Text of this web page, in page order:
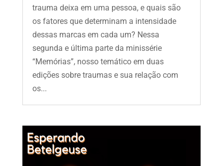
trauma deixa em uma pessoa, e quais são
os fatores que determinam a intensidade
dessas marcas em cada um? Nessa
segunda e última parte da minissérie
“Memórias”, nosso temático em duas
edições sobre traumas e sua relação com
os...